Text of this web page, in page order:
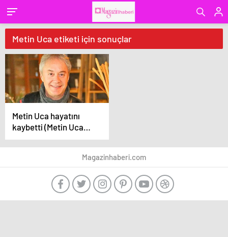
Metin Uca etiketi için sonuçlar
Metin Uca hayatını
kaybetti (Metin Uca
kimdir?)
Magazinhaberi.com